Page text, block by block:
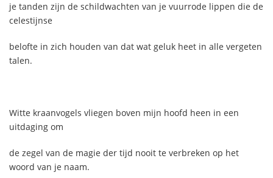
je tanden zijn de schildwachten van je vuurrode lippen die de
celestijnse
belofte in zich houden van dat wat geluk heet in alle vergeten
talen.
Witte kraanvogels vliegen boven mijn hoofd heen in een
uitdaging om
de zegel van de magie der tijd nooit te verbreken op het
woord van je naam.